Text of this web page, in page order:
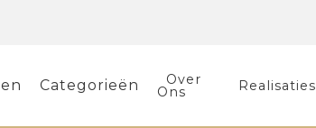
Categorieën Over
Ons Realisaties